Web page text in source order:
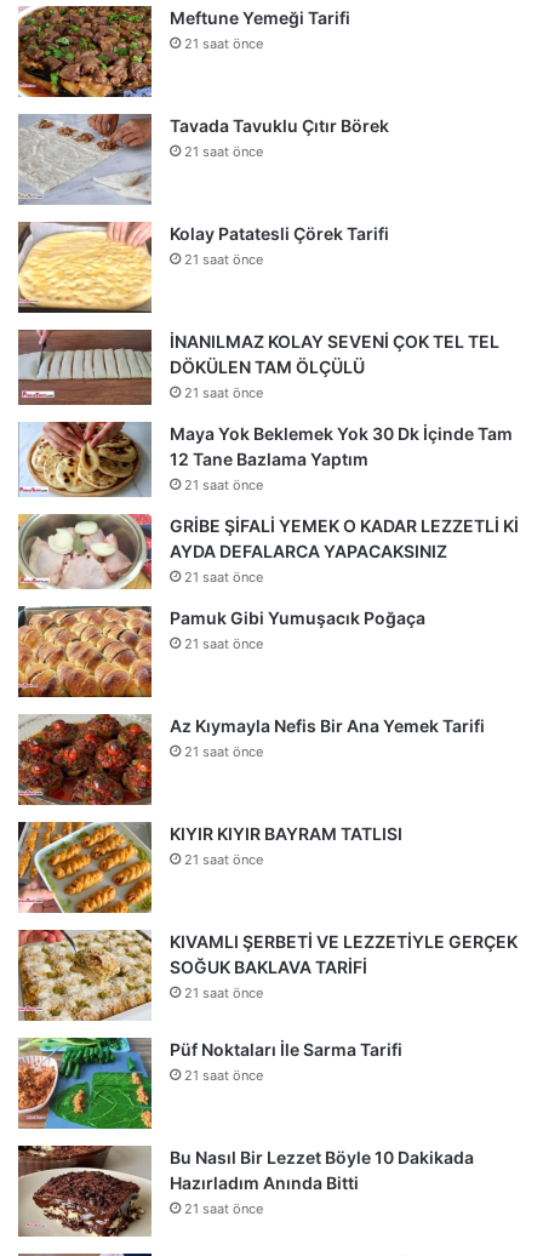
Meftune Yemeği Tarifi
21 saat önce
Tavada Tavuklu Çıtır Börek
21 saat önce
Kolay Patatesli Çörek Tarifi
21 saat önce
İNANILMAZ KOLAY SEVENİ ÇOK TEL TEL
DÖKÜLEN TAM ÖLÇÜLÜ
21 saat önce
Maya Yok Beklemek Yok 30 Dk İçinde Tam
12 Tane Bazlama Yaptım
21 saat önce
GRİBE ŞİFALİ YEMEK O KADAR LEZZETLİ Kİ
AYDA DEFALARCA YAPACAKSINIZ
21 saat önce
Pamuk Gibi Yumuşacık Poğaça
21 saat önce
Az Kıymayla Nefis Bir Ana Yemek Tarifi
21 saat önce
KIYIR KIYIR BAYRAM TATLISI
21 saat önce
KIVAMLI ŞERBETİ VE LEZZETİYLE GERÇEK
SOĞUK BAKLAVA TARİFİ
21 saat önce
Püf Noktaları İle Sarma Tarifi
21 saat önce
Bu Nasıl Bir Lezzet Böyle 10 Dakikada
Hazırladım Anında Bitti
21 saat önce